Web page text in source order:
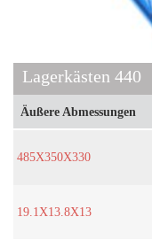
Lagerkästen 440
Äußere Abmessungen
485X350X330
19.1X13.8X13